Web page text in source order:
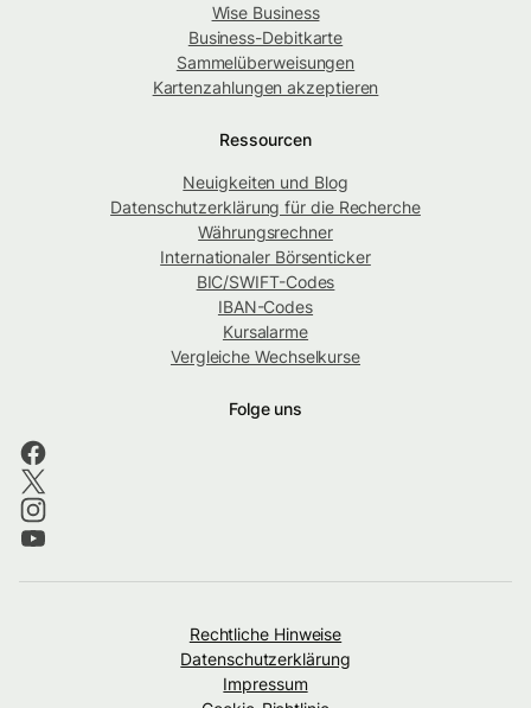
Wise Business
Business-Debitkarte
Sammelüberweisungen
Kartenzahlungen akzeptieren
Ressourcen
Neuigkeiten und Blog
Datenschutzerklärung für die Recherche
Währungsrechner
Internationaler Börsenticker
BIC/SWIFT-Codes
IBAN-Codes
Kursalarme
Vergleiche Wechselkurse
Folge uns
Rechtliche Hinweise
Datenschutzerklärung
Impressum